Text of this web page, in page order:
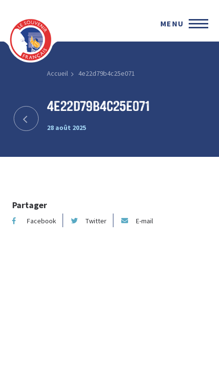
MENU
Accueil 4e22d79b4c25e071
4e22d79b4c25e071
28 août 2025
Partager
Facebook Twitter E-mail